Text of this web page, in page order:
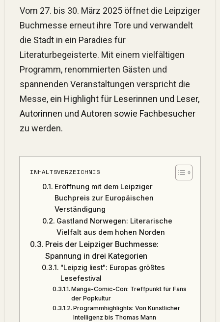
Vom 27. bis 30. März 2025 öffnet die Leipziger
Buchmesse erneut ihre Tore und verwandelt
die Stadt in ein Paradies für
Literaturbegeisterte. Mit einem vielfältigen
Programm, renommierten Gästen und
spannenden Veranstaltungen verspricht die
Messe, ein Highlight für Leserinnen und Leser,
Autorinnen und Autoren sowie Fachbesucher
zu werden.
INHALTSVERZEICHNIS
Eröffnung mit dem Leipziger
Buchpreis zur Europäischen
Verständigung
Gastland Norwegen: Literarische
Vielfalt aus dem hohen Norden
Preis der Leipziger Buchmesse:
Spannung in drei Kategorien
"Leipzig liest": Europas größtes
Lesefestival
Manga-Comic-Con: Treffpunkt für Fans
der Popkultur
Programmhighlights: Von Künstlicher
Intelligenz bis Thomas Mann